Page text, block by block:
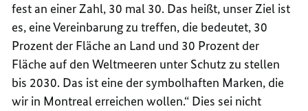
fest an einer Zahl, 30 mal 30. Das heißt, unser Ziel ist
es, eine Vereinbarung zu treffen, die bedeutet, 30
Prozent der Fläche an Land und 30 Prozent der
Fläche auf den Weltmeeren unter Schutz zu stellen
bis 2030. Das ist eine der symbolhaften Marken, die
wir in Montreal erreichen wollen.“ Dies sei nicht